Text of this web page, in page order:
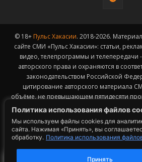
Политика использования файлов
Мы используем файлы cookies для
сайта. Нажимая «Принять», вы
обработку. Политика использования
Принять
© 18+ Пульс Хакасии. 2018-2026.
сайте СМИ «Пульс Хакасии»: статьи,
видео, телепрограммы и телепередачи
авторского права и охраняются в
законодательством Российской
цитирование авторского материала
объёме, не превышающем пятидесяти
публикации с обязательным
страницу заимствования материала.
размещаться в тексте цитируемого
для индексации поисковыми
50% общего объема материала,
«Пульс Хакасии», возможно